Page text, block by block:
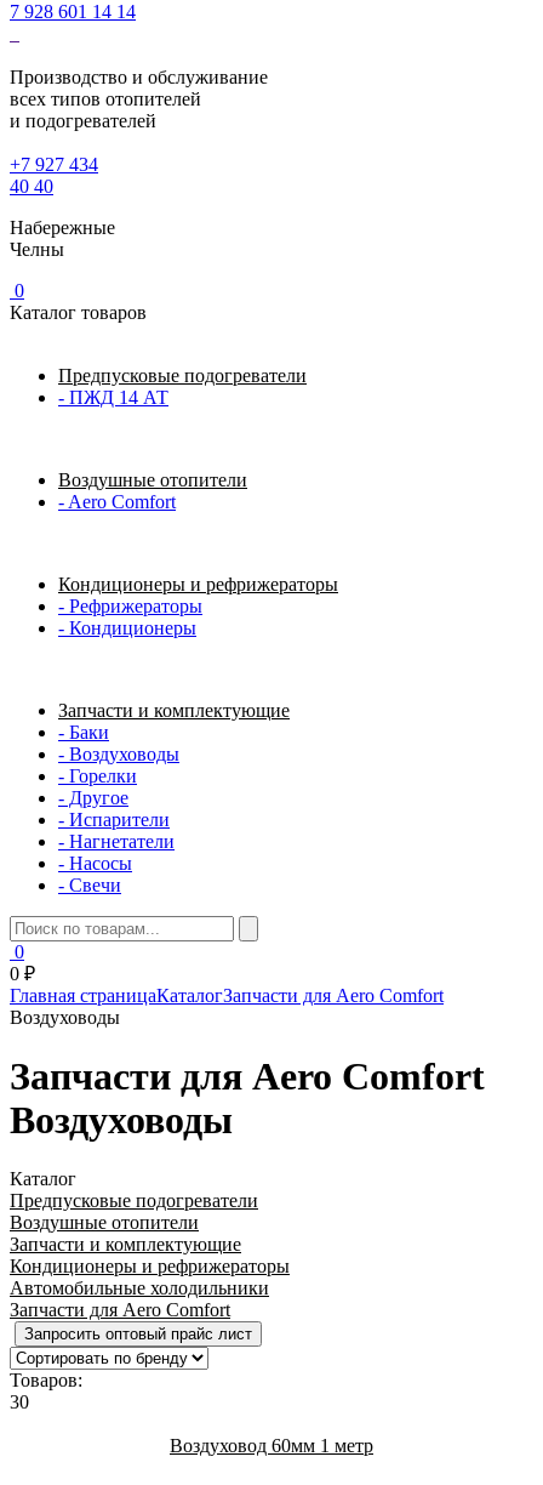
7 928 601 14 14
Производство и обслуживание
всех типов отопителей
и подогревателей
+7 927 434
40 40
Набережные
Челны
0
Каталог товаров
Предпусковые подогреватели
- ПЖД 14 АТ
Воздушные отопители
- Aero Comfort
Кондиционеры и рефрижераторы
- Рефрижераторы
- Кондиционеры
Запчасти и комплектующие
- Баки
- Воздуховоды
- Горелки
- Другое
- Испарители
- Нагнетатели
- Насосы
- Свечи
0
0 ₽
Главная страницаКаталогЗапчасти для Aero Comfort
Воздуховоды
Запчасти для Aero Comfort
Воздуховоды
Каталог
Предпусковые подогреватели
Воздушные отопители
Запчасти и комплектующие
Кондиционеры и рефрижераторы
Автомобильные холодильники
Запчасти для Aero Comfort
Запросить оптовый прайс лист
Товаров:
30
Воздуховод 60мм 1 метр